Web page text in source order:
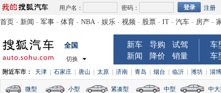
用户名： 密码： 注册
首页 - 新闻 - 军事 - 体育 - NBA - 娱乐 - 视频 - 股票 - IT - 汽车 - 房产 -
全国
切换
新车 导购
试驾
新闻
降价 销量
车
车
附近车市： 天津 石家庄 唐山 太原 济南 青岛 烟台 临沂 潍坊 淄博
微型 小型 紧凑型 中型 中